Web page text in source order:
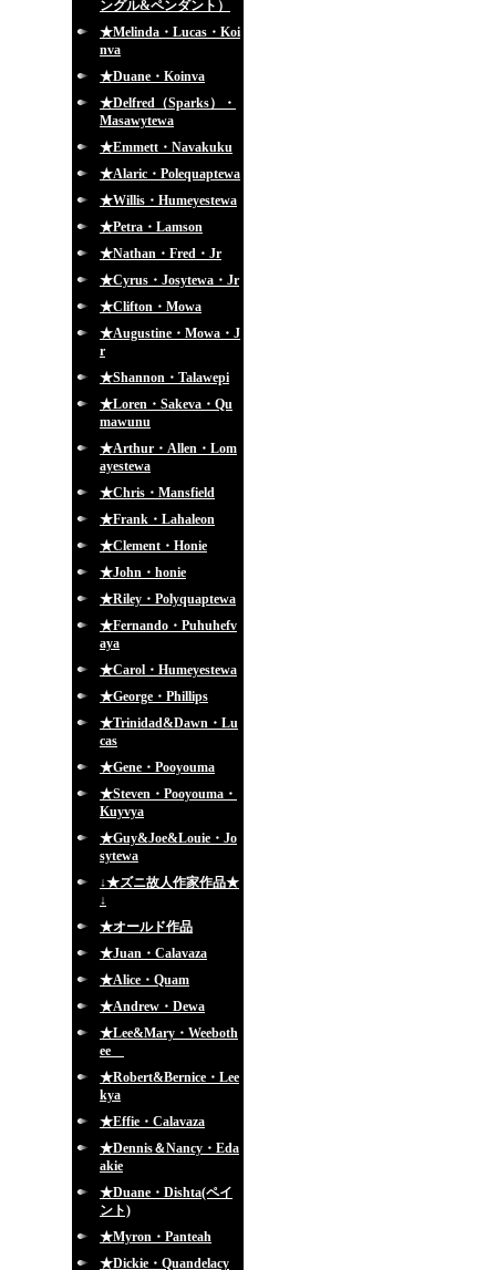
ングル&ペンダント）
★Melinda・Lucas・Koi
nva
★Duane・Koinva
★Delfred（Sparks）・
Masawytewa
★Emmett・Navakuku
★Alaric・Polequaptewa
★Willis・Humeyestewa
★Petra・Lamson
★Nathan・Fred・Jr
★Cyrus・Josytewa・Jr
★Clifton・Mowa
★Augustine・Mowa・J
r
★Shannon・Talawepi
★Loren・Sakeva・Qu
mawunu
★Arthur・Allen・Lom
ayestewa
★Chris・Mansfield
★Frank・Lahaleon
★Clement・Honie
★John・honie
★Riley・Polyquaptewa
★Fernando・Puhuhefv
aya
★Carol・Humeyestewa
★George・Phillips
★Trinidad&Dawn・Lu
cas
★Gene・Pooyouma
★Steven・Pooyouma・
Kuyvya
★Guy&Joe&Louie・Jo
sytewa
↓★ズニ故人作家作品★
↓
★オールド作品
★Juan・Calavaza
★Alice・Quam
★Andrew・Dewa
★Lee&Mary・Weeboth
ee
★Robert&Bernice・Lee
kya
★Effie・Calavaza
★Dennis＆Nancy・Eda
akie
★Duane・Dishta(ペイ
ント)
★Myron・Panteah
★Dickie・Quandelacy